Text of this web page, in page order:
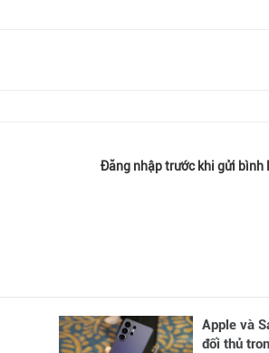
Đăng nhập trước khi gửi bình
Apple và
đối thủ